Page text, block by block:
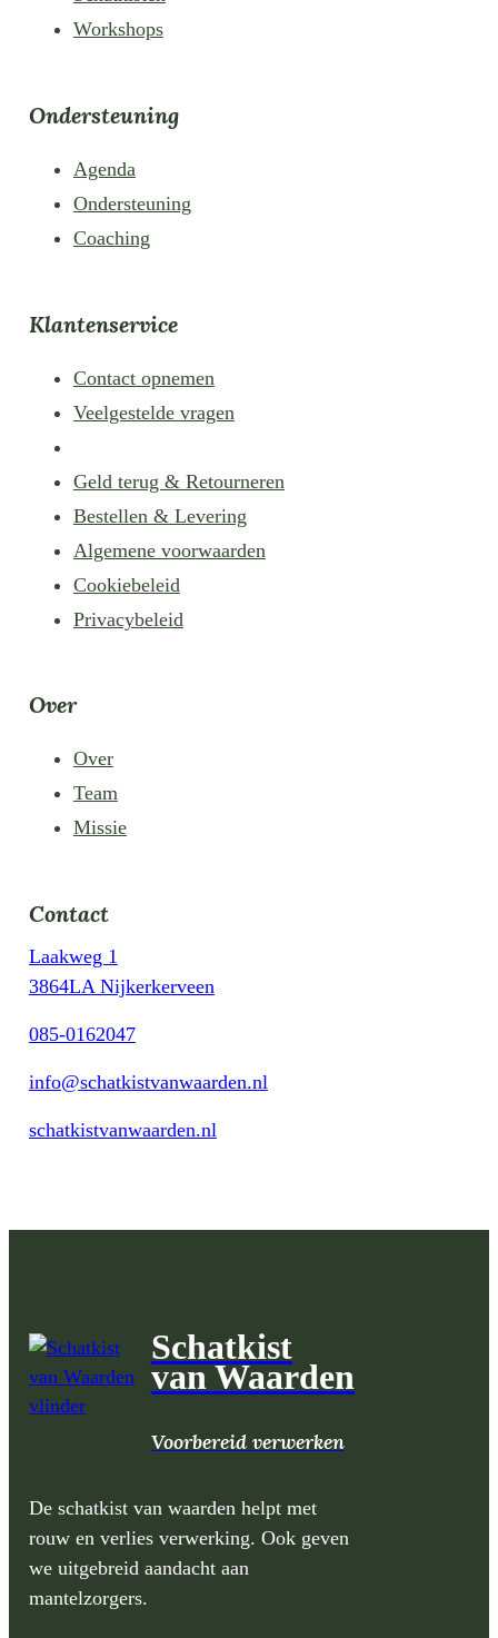
Workshops
Ondersteuning
Agenda
Ondersteuning
Coaching
Klantenservice
Contact opnemen
Veelgestelde vragen
Geld terug & Retourneren
Bestellen & Levering
Algemene voorwaarden
Cookiebeleid
Privacybeleid
Over
Over
Team
Missie
Contact
Laakweg 1
3864LA Nijkerkerveen
085-0162047
info@schatkistvanwaarden.nl
schatkistvanwaarden.nl
Schatkist
van Waarden
Voorbereid verwerken
De schatkist van waarden helpt met
rouw en verlies verwerking. Ook geven
we uitgebreid aandacht aan
mantelzorgers.